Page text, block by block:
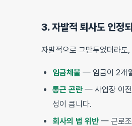
3. 자발적 퇴사도 인정
자발적으로 그만두었더라도
임금체불 — 임금이 2개
통근 곤란 — 사업장 이전
성이 큽니다.
회사의 법 위반 — 근로조